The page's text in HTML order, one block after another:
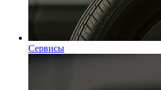
Сервисы